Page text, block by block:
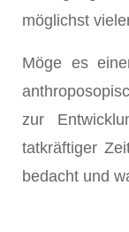
möglichst
Möge es
zur
tatkräftiger
bedacht und